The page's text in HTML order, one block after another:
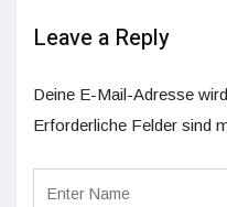
Leave a Reply
Deine E-Mail-Adresse
Erforderliche Felder sind